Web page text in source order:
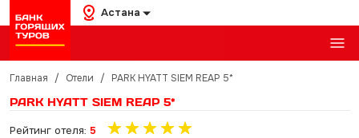
Астана
Главная / Отели / PARK HYATT SIEM REAP 5*
PARK HYATT SIEM REAP 5*
Рейтинг отеля: 5